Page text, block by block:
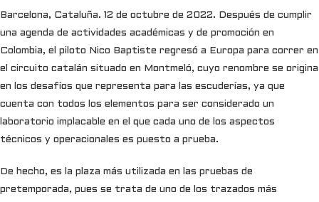
Barcelona, Cataluña. 12 de octubre de 2022. Después de cumplir
una agenda de actividades académicas y de promoción en
Colombia, el piloto Nico Baptiste regresó a Europa para correr en
el circuito catalán situado en Montmeló, cuyo renombre se origina
en los desafíos que representa para las escuderías, ya que
cuenta con todos los elementos para ser considerado un
laboratorio implacable en el que cada uno de los aspectos
técnicos y operacionales es puesto a prueba.
De hecho, es la plaza más utilizada en las pruebas de
pretemporada, pues se trata de uno de los trazados más